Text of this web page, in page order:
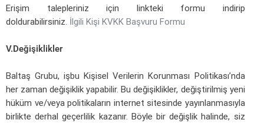
Erişim talepleriniz için linkteki formu indirip
doldurabilirsiniz. İlgili Kişi KVKK Başvuru Formu
V.Değişiklikler
Baltaş Grubu, işbu Kişisel Verilerin Korunması Politikası’nda
her zaman değişiklik yapabilir. Bu değişiklikler, değiştirilmiş yeni
hüküm ve/veya politikaların internet sitesinde yayınlanmasıyla
birlikte derhal geçerlilik kazanır. Böyle bir değişlik halinde, siz